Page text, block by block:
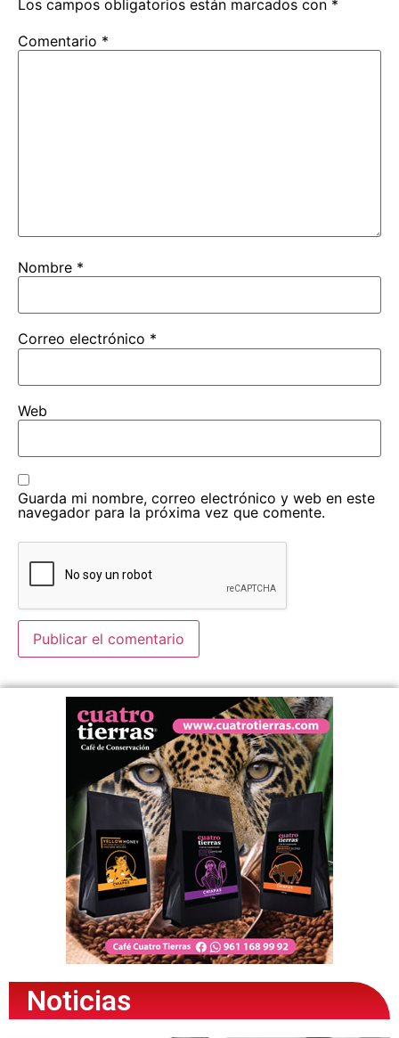
Los campos obligatorios están marcados con *
Comentario *
Nombre *
Correo electrónico *
Web
Guarda mi nombre, correo electrónico y web en este
navegador para la próxima vez que comente.
Noticias